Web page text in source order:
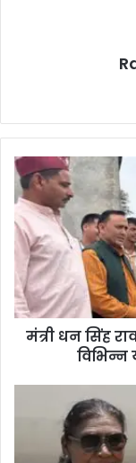
मंत्री धन सिंह